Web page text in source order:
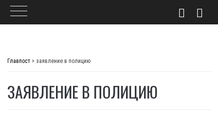
Главпост > заявление в полицию
ЗАЯВЛЕНИЕ В ПОЛИЦИЮ